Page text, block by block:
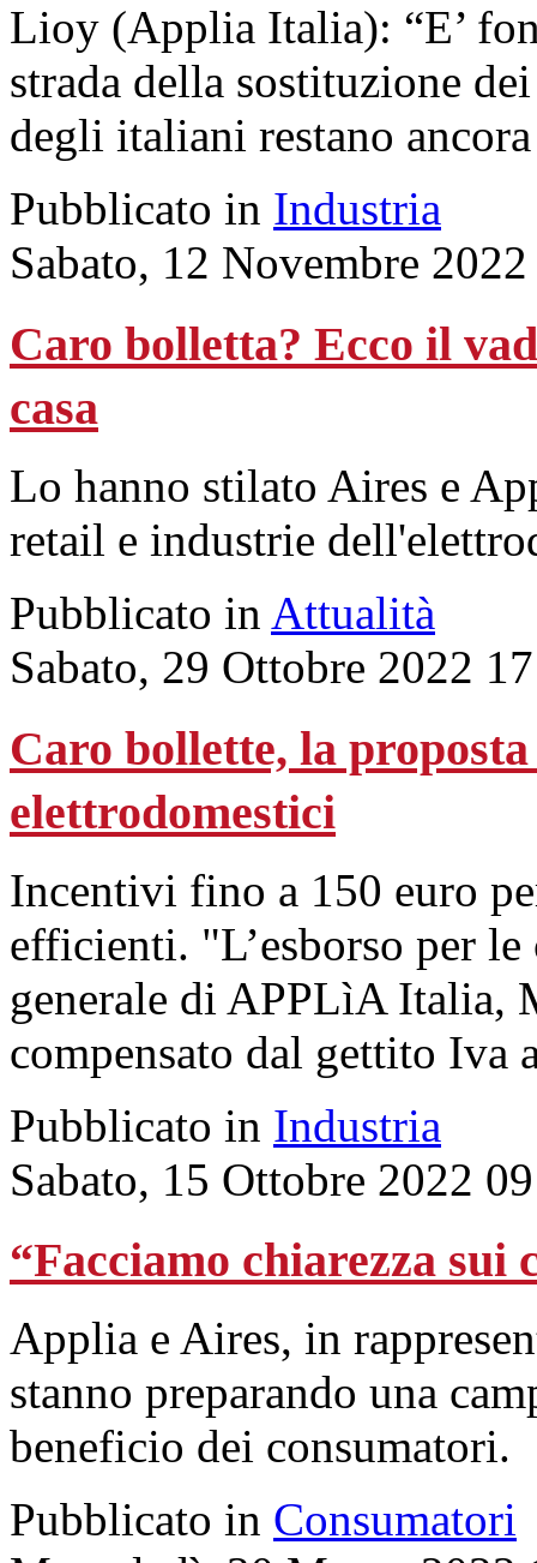
Lioy (Applia Italia): “E’
strada della sostituzione
degli italiani restano
Pubblicato in Industria
Sabato, 12 Novembre
Caro bolletta? Ecco il
casa
Lo hanno stilato Aires e
retail e industrie
Pubblicato in Attualità
Sabato, 29 Ottobre 2022
Caro bollette, la
elettrodomestici
Incentivi fino a 150 euro
efficienti. "L’esborso per
generale di APPLìA Italia,
compensato dal gettito Iva
Pubblicato in Industria
Sabato, 15 Ottobre 2022
“Facciamo chiarezza sui
Applia e Aires, in
stanno preparando una
beneficio dei consumatori.
Pubblicato in Consumatori